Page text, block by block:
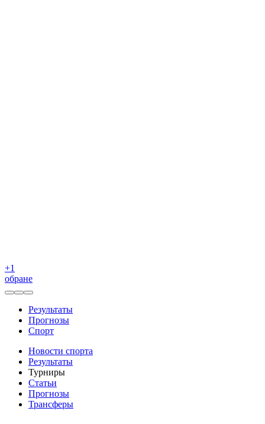
+1
обране
Результаты
Прогнозы
Спорт
Новости спорта
Результаты
Турниры
Статьи
Прогнозы
Трансферы